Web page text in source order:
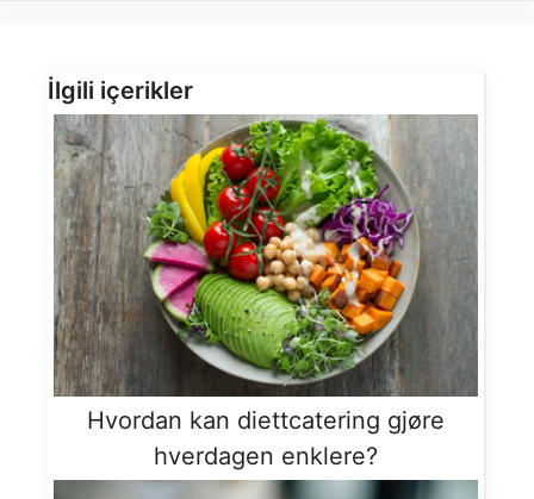
İlgili içerikler
Hvordan kan diettcatering gjøre
hverdagen enklere?